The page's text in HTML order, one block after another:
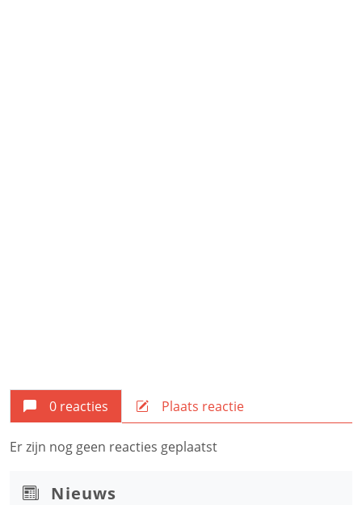
0 reacties Plaats reactie
Er zijn nog geen reacties geplaatst
Nieuws